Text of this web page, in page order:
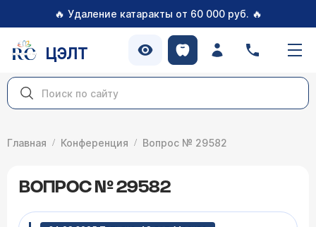
🔥 Удаление катаракты от 60 000 руб. 🔥
ЦЭЛТ
Главная Конференция Вопрос № 29582
ВОПРОС № 29582